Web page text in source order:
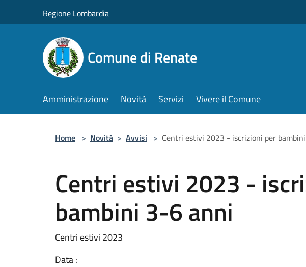
Regione Lombardia
Comune di Renate
Amministrazione Novità Servizi Vivere il Comune
Home > Novità > Avvisi > Centri estivi 2023 - iscrizioni per
Centri estivi 2023 -
bambini 3-6 anni
Centri estivi 2023
Data :